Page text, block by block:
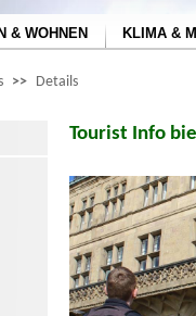
& WOHNEN KLIMA &
>> Details
Tourist Info